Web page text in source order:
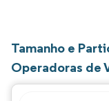
Tamanho e
Operadoras de